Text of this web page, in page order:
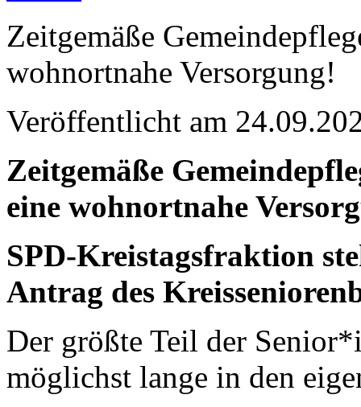
Zeitgemäße
wohnortnahe Versorgung!
Veröffentlicht am
Zeitgemäße
eine wohnortnahe
SPD-Kreistagsfraktion
Antrag des
Der größte Teil der
möglichst lange in den